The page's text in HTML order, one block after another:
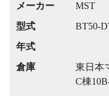
メーカー
MST
型式
BT50-
年式
倉庫
東日本
C棟